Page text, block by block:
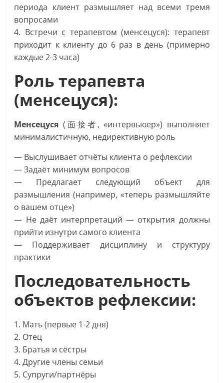
периода клиент размышляет над всеми тремя
вопросами
4. Встречи с терапевтом (менсецуся): терапевт
приходит к клиенту до 6 раз в день (примерно
каждые 2-3 часа)
Роль терапевта
(менсецуся):
Менсецуся (面接者, «интервьюер») выполняет
минималистичную, недирективную роль
— Выслушивает отчёты клиента о рефлексии
— Задаёт минимум вопросов
— Предлагает следующий объект для
размышления (например, «теперь размышляйте
о вашем отце»)
— Не даёт интерпретаций — открытия должны
прийти изнутри самого клиента
— Поддерживает дисциплину и структуру
практики
Последовательность
объектов рефлексии:
1. Мать (первые 1-2 дня)
2. Отец
3. Братья и сёстры
4. Другие члены семьи
5. Супруги/партнёры